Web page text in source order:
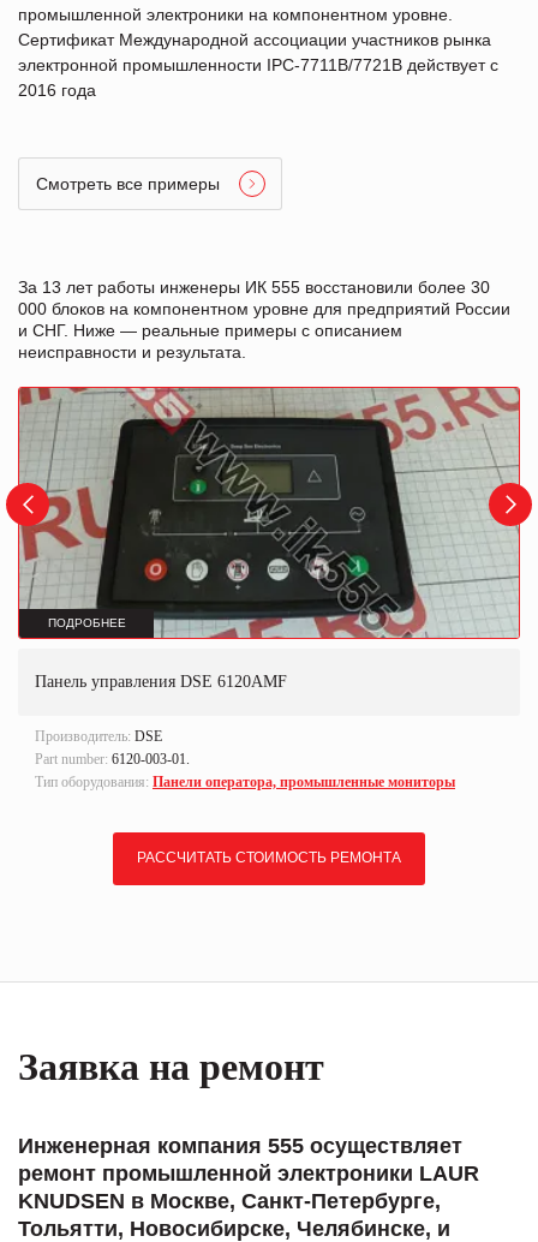
промышленной электроники на компонентном уровне.
Сертификат Международной ассоциации участников рынка
электронной промышленности IPC-7711B/7721B действует с
2016 года
Смотреть все примеры
За 13 лет работы инженеры ИК 555 восстановили более 30
000 блоков на компонентном уровне для предприятий России
и СНГ. Ниже — реальные примеры с описанием
неисправности и результата.
ПОДРОБНЕЕ
Панель управления DSE 6120AMF
Производитель: DSE
Part number: 6120-003-01.
Тип оборудования: Панели оператора, промышленные мониторы
РАССЧИТАТЬ СТОИМОСТЬ РЕМОНТА
Заявка на ремонт
Инженерная компания 555 осуществляет
ремонт промышленной электроники LAUR
KNUDSEN в Москве, Санкт-Петербурге,
Тольятти, Новосибирске, Челябинске, и